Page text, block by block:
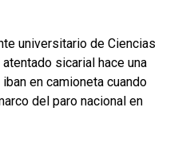
universitario de Ciencias
sicarial hace una
en camioneta cuando
del paro nacional en